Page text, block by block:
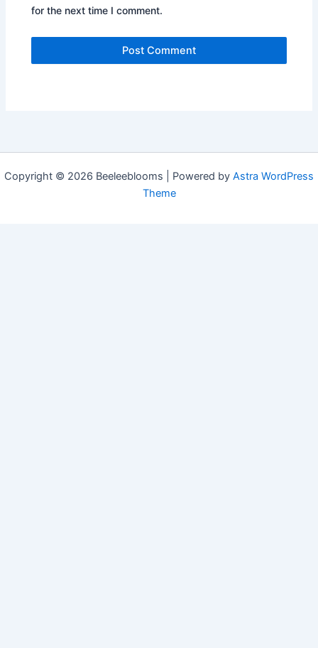
for the next time I comment.
Copyright © 2026 Beeleeblooms | Powered by Astra WordPress
Theme